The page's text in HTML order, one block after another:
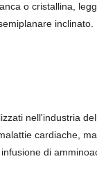
o cristallina,
nell'industria
cardiache,
di